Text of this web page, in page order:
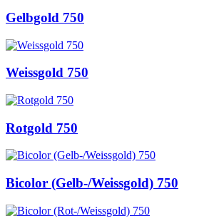
Gelbgold 750
Weissgold 750
Rotgold 750
Bicolor (Gelb-/Weissgold) 750